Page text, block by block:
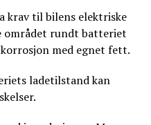
krav til bilens elektriske
området rundt batteriet
med egnet fett.
ladetilstand kan